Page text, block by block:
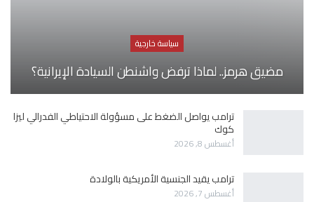
سياسة خارجية
مضيق هرمز.. لماذا ترفض واشنطن السيادة الإيرانية؟
ترامب يواصل الضغط على مسؤولة الاحتياطي الفدرالي ليزا
كوك
أغسطس 8, 2026
ترامب يقيد الجنسية الأمريكية بالولادة
أغسطس 7, 2026